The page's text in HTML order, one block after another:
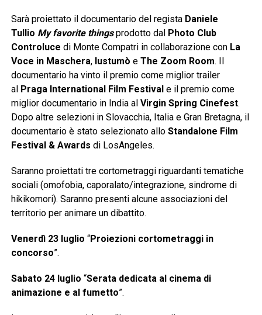
Sarà proiettato il documentario del regista Daniele
Tullio My favorite thingsprodotto dal Photo Club
Controluce di Monte Compatri in collaborazione con La
Voce in Maschera, Iustumò e The Zoom Room. Il
documentario ha vinto il premio come miglior trailer
al Praga International Film Festival e il premio come
miglior documentario in India al Virgin Spring Cinefest.
Dopo altre selezioni in Slovacchia, Italia e Gran Bretagna, il
documentario è stato selezionato allo Standalone Film
Festival & Awards di LosAngeles.
Saranno proiettati tre cortometraggi riguardanti tematiche
sociali (omofobia, caporalato/integrazione, sindrome di
hikikomori). Saranno presenti alcune associazioni del
territorio per animare un dibattito.
Venerdì 23 luglio “Proiezioni cortometraggi in
concorso”.
Sabato 24 luglio “Serata dedicata al cinema di
animazione e al fumetto”.